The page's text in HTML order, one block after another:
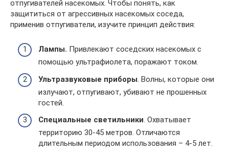
отпугивателей насекомых. Чтобы понять, как
защититься от агрессивных насекомых соседа,
применив отпугиватели, изучите принцип действия:
Лампы. Привлекают соседских насекомых с
помощью ультрафиолета, поражают током.
Ультразвуковые приборы . Волны, которые они
излучают, отпугивают, убивают не прошенных
гостей.
Специальные светильники. Охватывает
территорию 30-45 метров. Отличаются
длительным периодом использования – 4-5 лет.